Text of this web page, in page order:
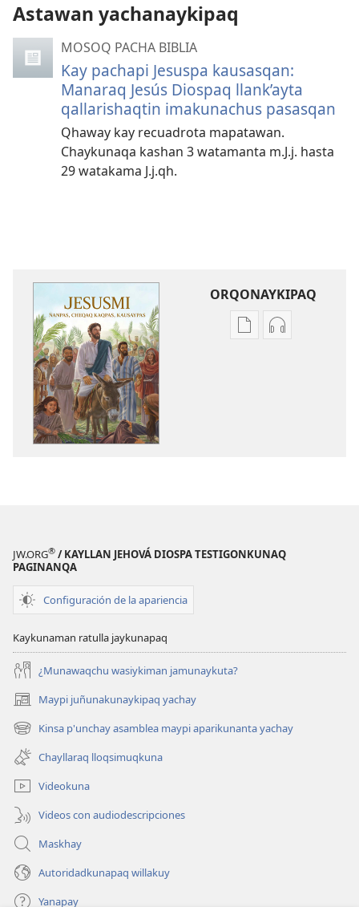
Astawan yachanaykipaq
MOSOQ PACHA BIBLIA
Kay pachapi Jesuspa kausasqan:
Manaraq Jesús Diospaq llank’ayta
qallarishaqtin imakunachus pasasqan
Qhaway kay recuadrota mapatawan.
Chaykunaqa kashan 3 watamanta m.J.j. hasta
29 watakama J.j.qh.
ORQONAYKIPAQ
KaypiKaypin
JW.ORG® / KAYLLAN JEHOVÁ DIOSPA TESTIGONKUNAQ
PAGINANQA
Configuración de la apariencia
Kaykunaman ratulla jaykunapaq
¿Munawaqchu wasiykiman jamunaykuta?
Maypi juñunakunaykipaq yachay
(abre
una
nueva
ventana)
Kinsa p'unchay asamblea maypi aparikunanta yachay
(abre
una
nueva
ventana)
Chayllaraq lloqsimuqkuna
Videokuna
Videos con audiodescripciones
Maskhay
Autoridadkunapaq willakuy
Yanapay